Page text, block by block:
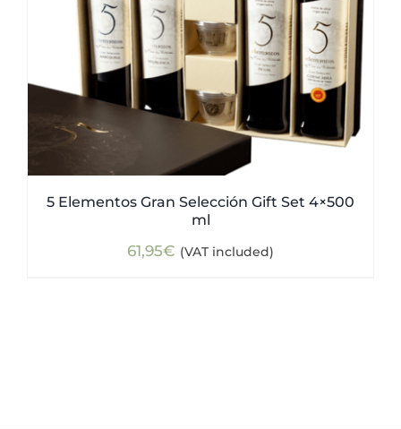
5 Elementos Gran Selección Gift Set 4×500
ml
61,95€ (VAT included)